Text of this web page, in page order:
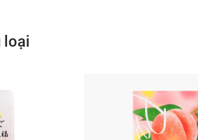
loại